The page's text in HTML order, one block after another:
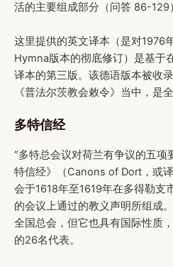
活的主要组成部分（问答 86-129
这里提供的英文译本（是对1976
Hymna版本的彻底修订）是基于
译本的第三版。该德语版本被收
《普法尔茨教会敕令》当中，是
多特信经
“多特总会议对荷兰有争议的五项
特信经》（Canons of Dort，或
会于1618年至1619年在多得勒
的会议上通过的教义声明所组成
全国总会，但它也具有国际性质
的26名代表。